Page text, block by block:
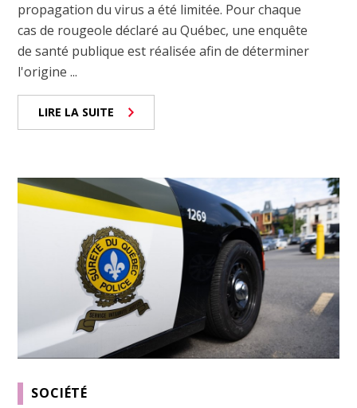
propagation du virus a été limitée. Pour chaque
cas de rougeole déclaré au Québec, une enquête
de santé publique est réalisée afin de déterminer
l'origine ...
LIRE LA SUITE
SOCIÉTÉ